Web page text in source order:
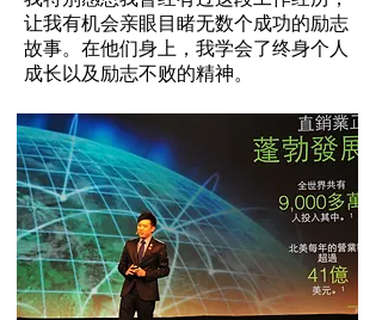
让我有机会亲眼目睹无数个成功的励志
故事。在他们身上，我学会了终身个人
成长以及励志不败的精神。